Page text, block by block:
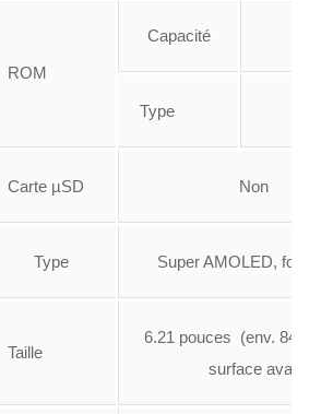
ROM
Capacité
Type
Carte µSD Non
Type Super AMOLED, format
Taille
6.21 pouces (env. 84.09
surface avant)